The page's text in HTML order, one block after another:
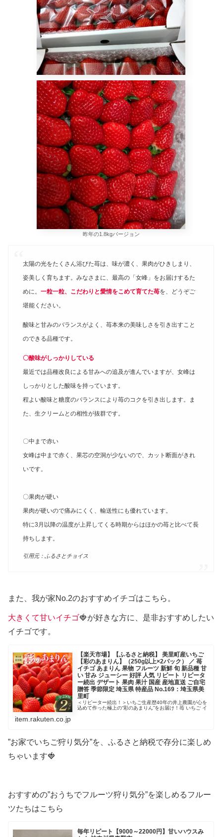
昨年の1.8kgバージョン
太陽の光をたくさん浴びた苺は、味が濃く、果肉がひきしまり、
姿美しく育ちます。みなさまに、最高の「女峰」をお届けするた
めに。 一粒一粒、こだわりと愛情をこめて育てた苺を、どうぞご
堪能ください。
酸味と甘みのバランスがよく、苺本来の美味しさを引き出すこと
のできる品種です。
〇酸味がしっかりしている
最近では品種改良による甘みへの追及が進んでいますが、女峰は
しっかりとした酸味を持っています。
程よい酸味と糖度のバランスにより苺のコクを引き出します。ま
た、生クリームとの相性が抜群です。
〇中まで赤い
女峰は中まで赤く、果芯の空洞が少ないので、カット断面がきれ
いです。
〇果肉が硬い
果肉が硬いので痛みにくく、輸送性にも優れています。
特に3月以降の温度が上昇してくる時期からはほかの苺と比べて長
持ちします。
引用元：ふるさとチョイス
また、我が家No.2のおすすめイチゴはこちら。
大きくて甘いイチゴ🍓が好きな方に、是非おすすめしたい
イチゴです。
【楽天市場】【ふるさと納税】 美里町産いちご
【彩のあまりん】（250g以上×2パック） ／ 苺
イチゴ あまりん 果物 フルーツ 新鮮 旬 新品種 甘
い 甘み ジューシー 好評 人気 リピート リピータ
ー続出 デザート 果肉 果汁 国産 産地直送 ご自宅
贈答 季節限定 埼玉県 特産品 No.169：埼玉県美
里町
＜リピーター続出！＞いちご生産歴40年の井上農園が心を
込めて作った極上の“彩のあまりん”をお届け！苺 いちご イ
item.rakuten.co.jp
”お家でいちご狩り気分”を、ふるさと納税で存分に楽しめ
ちゃいます🍓
おすすめの”おうちでフルーツ狩り気分”を楽しめるフルー
ツたちはこちら
毎年リピート【9000～22000円】甘いハウスみ